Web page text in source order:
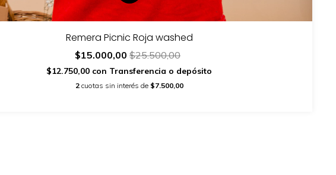
Remera Picnic Roja washed
$15.000,00 $25.500,00
$12.750,00 con Transferencia o depósito
2 cuotas sin interés de $7.500,00